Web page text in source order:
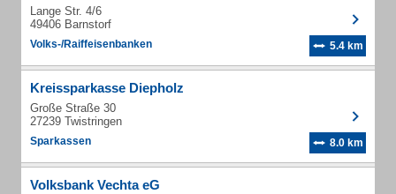
Lange Str. 4/6
49406 Barnstorf
Volks-/Raiffeisenbanken 5.4 km
Kreissparkasse Diepholz
Große Straße 30
27239 Twistringen
Sparkassen 8.0 km
Volksbank Vechta eG